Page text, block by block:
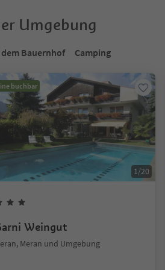
Umgebung
Bauernhof Camping
buchbar
1/20
Weingut
Meran und Umgebung